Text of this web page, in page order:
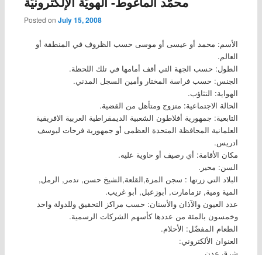
Posted on July 15, 2008
الأسم: محمد أو عيسى أو موسى حسب الظروف في المنطقة أو
العالم.
الطول: حسب الجهة التي أقف أمامها في تلك اللحظة.
الجنس: حسب فراسة المختار وأمين السجل المدني.
الهواية: التثاؤب.
الحالة الاجتماعية: متزوج ومتأهل من القضية.
التابعية: جمهورية أفلاطون الشعبية الديمقراطية العربية الافريقية
العلمانية المحافظة المتحدة العظمى أو جمهورية فرحات ليوسف
ادريس.
مكان الأقامة: أي رصيف أو حاوية عليه.
السن: محير.
البلاد التي زرتها : سجن المزة,القلعة,الشيخ حسن, تدمر, الرمل,
المية ومية, تزمامارت, أبوزعبل, أبو غريب.
عدد العيون والآذان والأسنان: حسب مراكز التحقيق وللدولة واحد
وخمسون بالمئة من عددها كأسهم الشركات الرسمية.
الطعام المفضّل: الأحلام.
العنوان الألكتروني: